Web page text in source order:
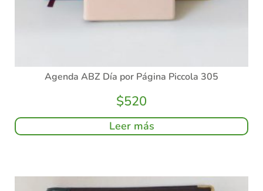
Agenda ABZ Día por Página Piccola 305
$520
Leer más